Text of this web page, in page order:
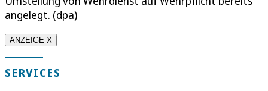
angelegt. (dpa)
ANZEIGE X
SERVICES